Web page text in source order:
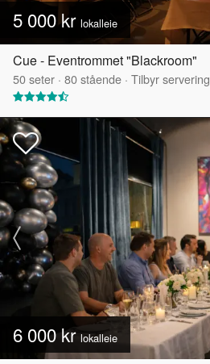
5 000 kr lokalleie
Cue - Eventrommet "Blackroom"
50seter · 80stående · Tilbyr servering
6 000 kr lokalleie